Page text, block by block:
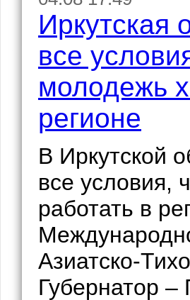
Иркутская
все
молодежь
регионе
В Иркутской
все условия,
работать в
Азиатско-
Губернатор –